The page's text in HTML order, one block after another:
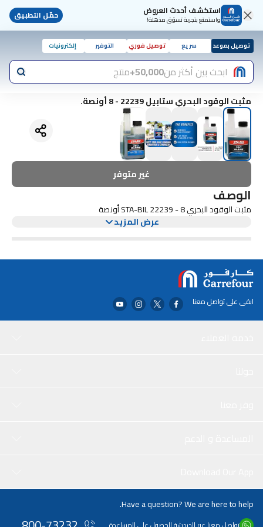
استكشف أحدث العروض
واستمتع بتجربة تسوّق مذهلة! حمّل التطبيق
توصيل بموعد سريع توصيل فوري التوفير إلكترونيات
ابحث بين أكثر من50,000+ منتج
مثبت الوقود البحري ستابيل 22239 - 8 أونصة.
غير متوفر
الوصف
مثبت الوقود البحري STA-BIL 22239 - 8 أونصة
عرض المزيد
ابقى على تواصل معنا
Have a question? We are here to help.